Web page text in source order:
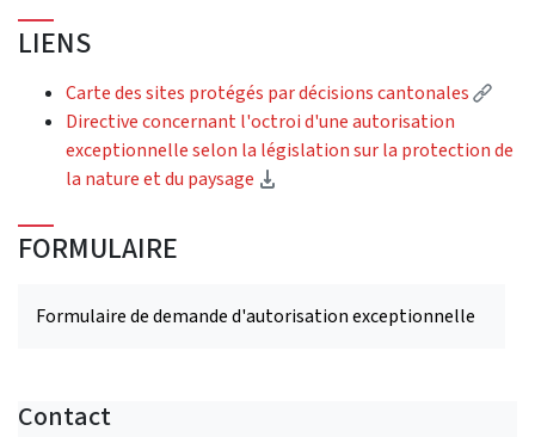
LIENS
Carte des sites protégés par décisions cantonales
Directive concernant l'octroi d'une autorisation
exceptionnelle selon la législation sur la protection de
la nature et du paysage
FORMULAIRE
Formulaire de demande d'autorisation exceptionnelle
Contact